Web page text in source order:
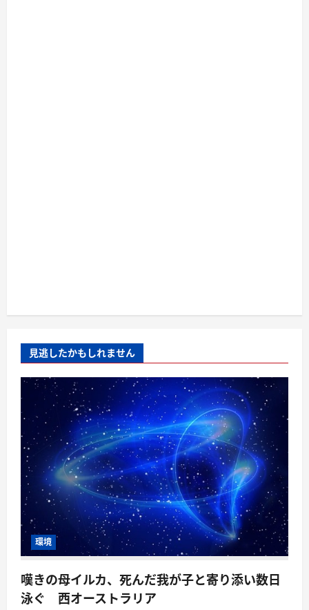
見逃したかもしれません
環境
嘆きの母イルカ、死んだ我が子と寄り添い数日
泳ぐ 西オーストラリア